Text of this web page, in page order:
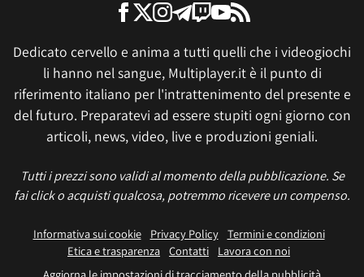
Dedicato cervello e anima a tutti quelli che i videogiochi
li hanno nel sangue, Multiplayer.it è il punto di
riferimento italiano per l'intrattenimento del presente e
del futuro. Preparatevi ad essere stupiti ogni giorno con
articoli, news, video, live e produzioni geniali.
Tutti i prezzi sono validi al momento della pubblicazione. Se
fai click o acquisti qualcosa, potremmo ricevere un compenso.
Informativa sui cookie Privacy Policy
Termini e condizioni
Etica e trasparenza Contatti
Lavora con noi